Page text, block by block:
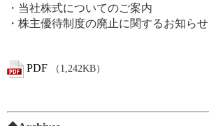
・当社株式についてのご案内
・株主優待制度の廃止に関するお知らせ
PDF （1,242KB）